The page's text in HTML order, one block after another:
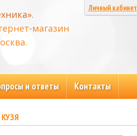
магазин
Личный кабинет
и ответы Контакты